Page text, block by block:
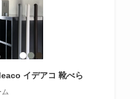
イデアコ 靴べら